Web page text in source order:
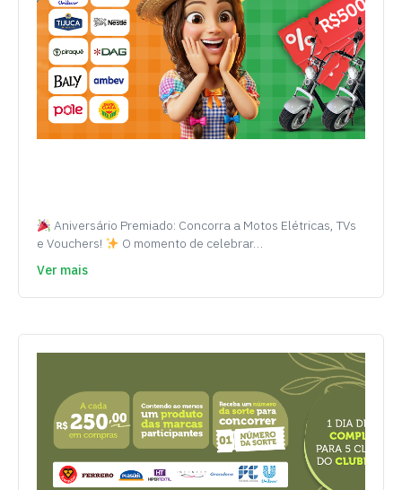
Aniversário Premiado: Concorra a Motos Elétricas, TVs
e Vouchers!
O momento de celebrar…
Ver mais